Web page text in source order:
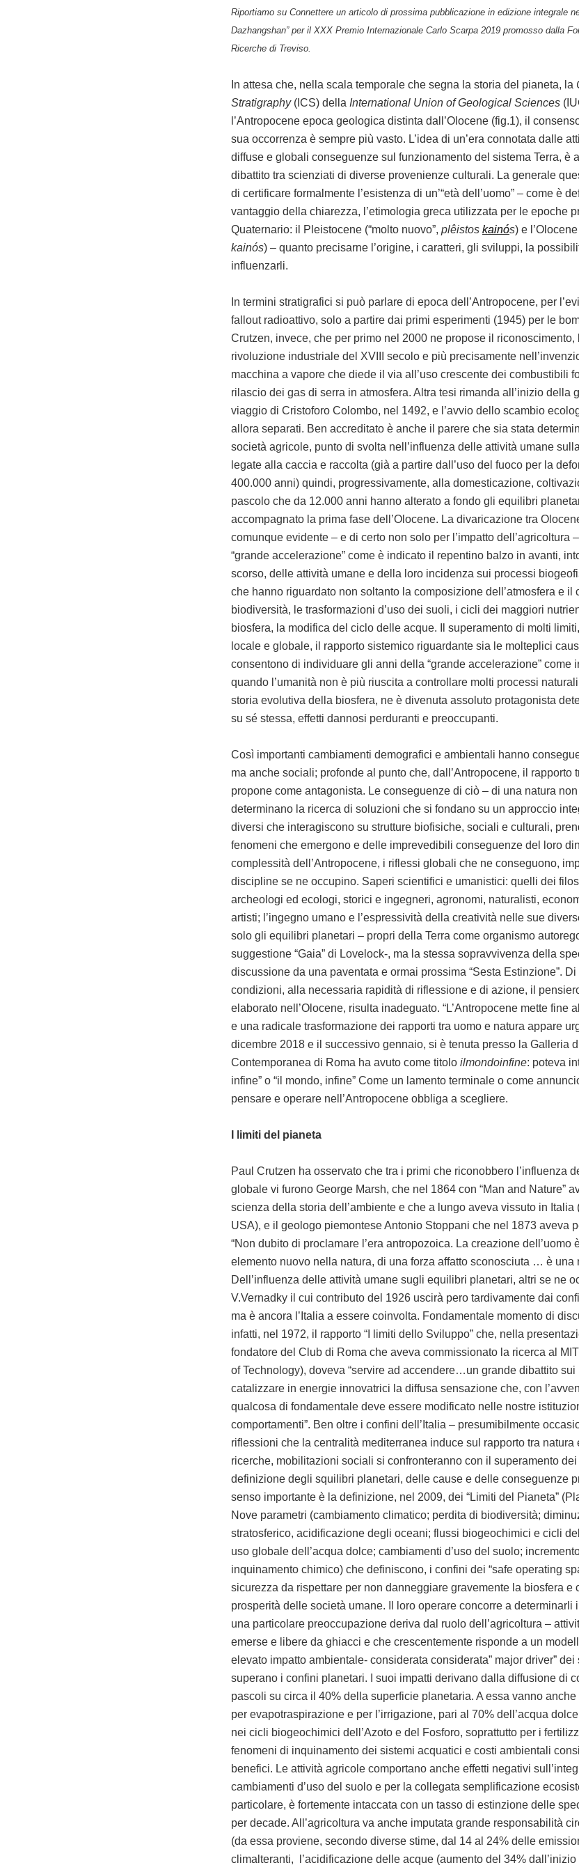
Riportiamo su Connettere un articolo di prossima pubblicazione in edizione integrale
Dazhangshan” per il XXX Premio Internazionale Carlo Scarpa 2019 promosso dalla
Ricerche di Treviso.
In attesa che, nella scala temporale che segna la storia del pianeta, la
Stratigraphy(ICS) della International Union of Geological Sciences
l’Antropocene epoca geologica distinta dall’Olocene (fig.1), il
sua occorrenza è sempre più vasto. L’idea di un’era connotata dalle
diffuse e globali conseguenze sul funzionamento del sistema Terra, è
dibattito tra scienziati di diverse provenienze culturali. La generale
di certificare formalmente l’esistenza di un’“età dell’uomo” – come è
vantaggio della chiarezza, l’etimologia greca utilizzata per le epoche
Quaternario: il Pleistocene (“molto nuovo”, plêistos kainós) e
kainós) – quanto precisarne l’origine, i caratteri, gli sviluppi, la
influenzarli.
In termini stratigrafici si può parlare di epoca dell’Antropocene, per
fallout radioattivo, solo a partire dai primi esperimenti (1945) per le
Crutzen, invece, che per primo nel 2000 ne propose il riconoscimento,
rivoluzione industriale del XVIII secolo e più precisamente
macchina a vapore che diede il via all’uso crescente dei combustibili
rilascio dei gas di serra in atmosfera. Altra tesi rimanda all’inizio della
viaggio di Cristoforo Colombo, nel 1492, e l’avvio dello scambio
allora separati. Ben accreditato è anche il parere che sia stata
società agricole, punto di svolta nell’influenza delle attività umane
legate alla caccia e raccolta (già a partire dall’uso del fuoco per la
400.000 anni) quindi, progressivamente, alla domesticazione,
pascolo che da 12.000 anni hanno alterato a fondo gli equilibri
accompagnato la prima fase dell’Olocene. La divaricazione tra
comunque evidente – e di certo non solo per l’impatto dell’agricoltura
“grande accelerazione” come è indicato il repentino balzo in avanti,
scorso, delle attività umane e della loro incidenza sui processi
che hanno riguardato non soltanto la composizione dell’atmosfera e il
biodiversità, le trasformazioni d’uso dei suoli, i cicli dei maggiori
biosfera, la modifica del ciclo delle acque. Il superamento di molti
locale e globale, il rapporto sistemico riguardante sia le molteplici
consentono di individuare gli anni della “grande accelerazione” come
quando l’umanità non è più riuscita a controllare molti processi
storia evolutiva della biosfera, ne è divenuta assoluto protagonista
su sé stessa, effetti dannosi perduranti e preoccupanti.
Così importanti cambiamenti demografici e ambientali hanno
ma anche sociali; profonde al punto che, dall’Antropocene, il rapporto
propone come antagonista. Le conseguenze di ciò – di una natura
determinano la ricerca di soluzioni che si fondano su un approccio
diversi che interagiscono su strutture biofisiche, sociali e culturali,
fenomeni che emergono e delle imprevedibili conseguenze del loro
complessità dell’Antropocene, i riflessi globali che ne conseguono,
discipline se ne occupino. Saperi scientifici e umanistici: quelli dei
archeologi ed ecologi, storici e ingegneri, agronomi, naturalisti,
artisti; l’ingegno umano e l’espressività della creatività nelle sue
solo gli equilibri planetari – propri della Terra come organismo
suggestione “Gaia” di Lovelock-, ma la stessa sopravvivenza della
discussione da una paventata e ormai prossima “Sesta Estinzione”.
condizioni, alla necessaria rapidità di riflessione e di azione, il
elaborato nell’Olocene, risulta inadeguato. “L’Antropocene mette fine
e una radicale trasformazione dei rapporti tra uomo e natura appare
dicembre 2018 e il successivo gennaio, si è tenuta presso la Galleria
Contemporanea di Roma ha avuto come titolo ilmondoinfine: poteva
infine” o “il mondo, infine” Come un lamento terminale o come
pensare e operare nell’Antropocene obbliga a scegliere.
I limiti del pianeta
Paul Crutzen ha osservato che tra i primi che riconobbero l’influenza
globale vi furono George Marsh, che nel 1864 con “Man and Nature”
scienza della storia dell’ambiente e che a lungo aveva vissuto in Italia
USA), e il geologo piemontese Antonio Stoppani che nel 1873 aveva
“Non dubito di proclamare l’era antropozoica. La creazione dell’uomo
elemento nuovo nella natura, di una forza affatto sconosciuta … è una
Dell’influenza delle attività umane sugli equilibri planetari, altri se ne
V.Vernadky il cui contributo del 1926 uscirà pero tardivamente dai
ma è ancora l’Italia a essere coinvolta. Fondamentale momento di
infatti, nel 1972, il rapporto “I limiti dello Sviluppo” che, nella
fondatore del Club di Roma che aveva commissionato la ricerca al
of Technology), doveva “servire ad accendere…un grande dibattito sui
catalizzare in energie innovatrici la diffusa sensazione che, con
qualcosa di fondamentale deve essere modificato nelle nostre
comportamenti”. Ben oltre i confini dell’Italia – presumibilmente
riflessioni che la centralità mediterranea induce sul rapporto tra natura
ricerche, mobilitazioni sociali si confronteranno con il superamento
definizione degli squilibri planetari, delle cause e delle conseguenze
senso importante è la definizione, nel 2009, dei “Limiti del Pianeta”
Nove parametri (cambiamento climatico; perdita di biodiversità;
stratosferico, acidificazione degli oceani; flussi biogeochimici e cicli
uso globale dell’acqua dolce; cambiamenti d’uso del suolo;
inquinamento chimico) che definiscono, i confini dei “safe operating
sicurezza da rispettare per non danneggiare gravemente la biosfera e
prosperità delle società umane. Il loro operare concorre a determinarli
una particolare preoccupazione deriva dal ruolo dell’agricoltura –
emerse e libere da ghiacci e che crescentemente risponde a un
elevato impatto ambientale- considerata considerata” major driver”
superano i confini planetari. I suoi impatti derivano dalla diffusione di
pascoli su circa il 40% della superficie planetaria. A essa vanno
per evapotraspirazione e per l’irrigazione, pari al 70% dell’acqua
nei cicli biogeochimici dell’Azoto e del Fosforo, soprattutto per i
fenomeni di inquinamento dei sistemi acquatici e costi ambientali
benefici. Le attività agricole comportano anche effetti negativi
cambiamenti d’uso del suolo e per la collegata semplificazione
particolare, è fortemente intaccata con un tasso di estinzione delle
per decade. All’agricoltura va anche imputata grande responsabilità
(da essa proviene, secondo diverse stime, dal 14 al 24% delle
climalteranti, l’acidificazione delle acque (aumento del 34%